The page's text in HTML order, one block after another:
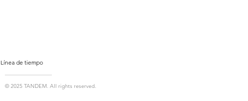
Línea de tiempo
© 2025 TANDEM. All rights reserved.